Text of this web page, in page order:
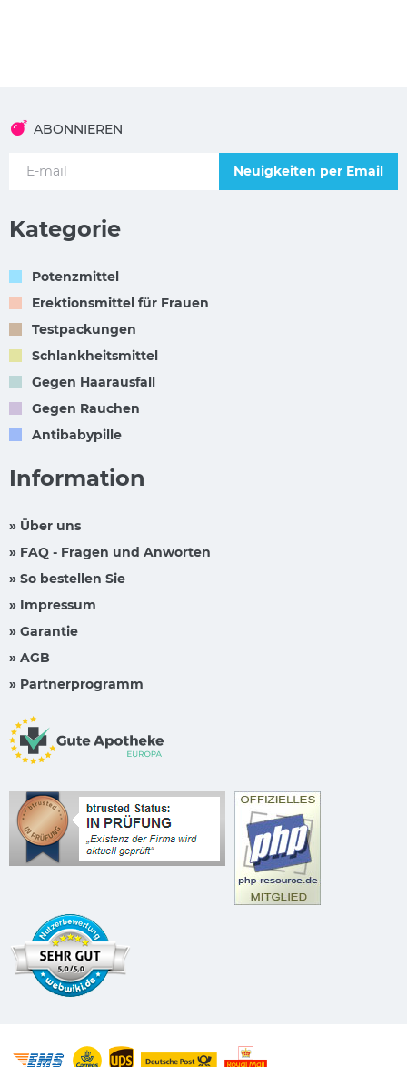
ABONNIEREN
Neuigkeiten per Email
Kategorie
Potenzmittel
Erektionsmittel für Frauen
Testpackungen
Schlankheitsmittel
Gegen Haarausfall
Gegen Rauchen
Antibabypille
Information
» Über uns
» FAQ - Fragen und Anworten
» So bestellen Sie
» Impressum
» Garantie
» AGB
» Partnerprogramm